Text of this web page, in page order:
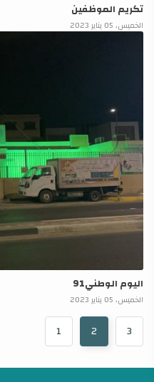
تكريم الموظفين
الخميس، 05 يناير 2023
اليوم الوطني91
الخميس، 05 يناير 2023
1 2 3